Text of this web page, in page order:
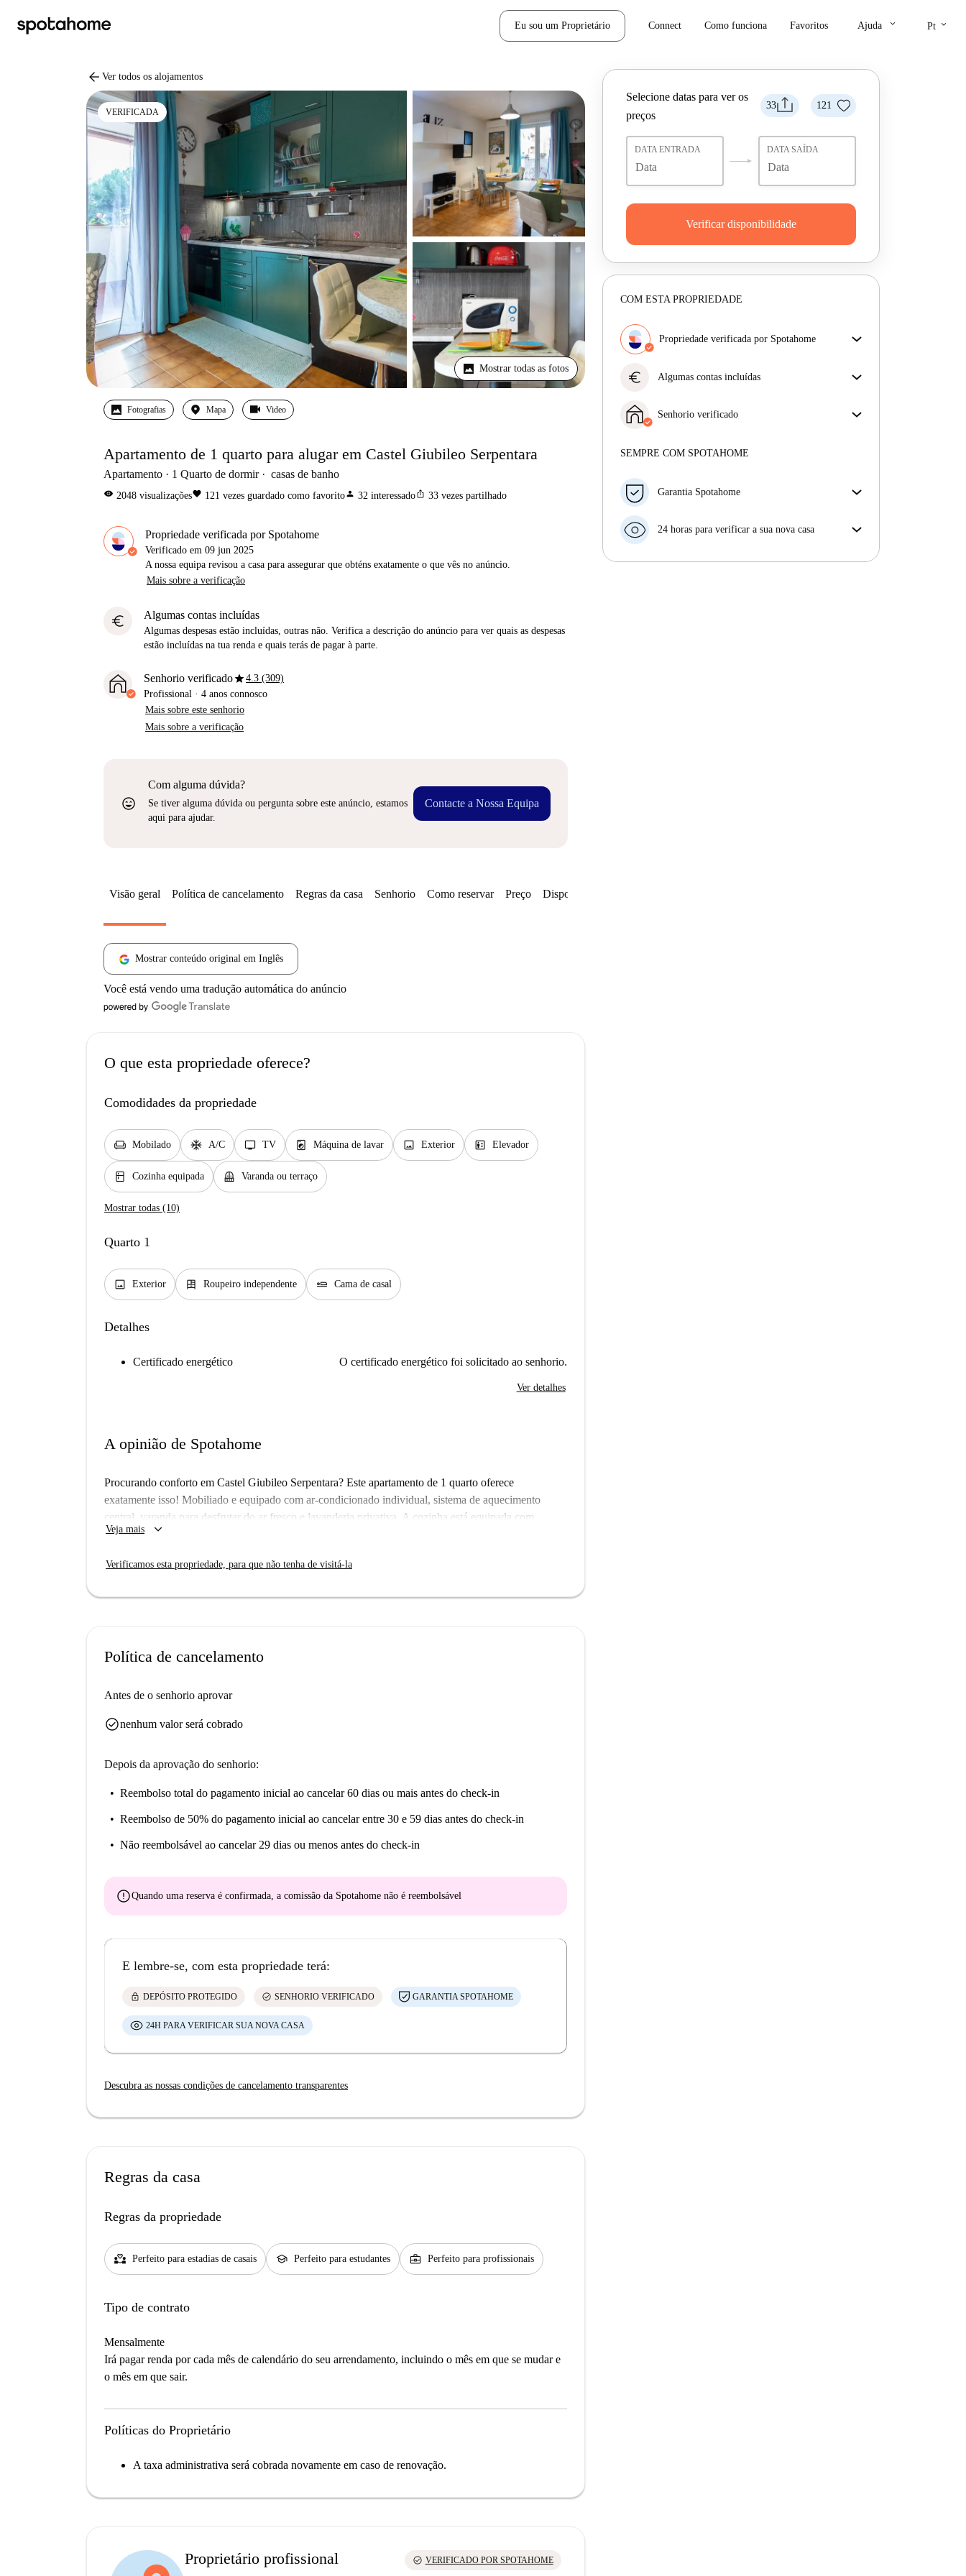
Eu sou um Proprietário Connect Como funciona Favoritos Ajuda keyboard_arrow_down Pt keyboard_arrow_down
arrow_back Ver todos os alojamentos
VERIFICADA
Mostrar todas as fotos
Fotografias Mapa Video
Apartamento de 1 quarto para alugar em Castel Giubileo Serpentara
Apartamento 1 Quarto de dormir casas de banho
visibility 2048 visualizaçõesfavorite 121 vezes guardado como favoritoperson 32 interessadoios_share 33 vezes partilhado
Propriedade verificada por Spotahome
Verificado em 09 jun 2025
A nossa equipa revisou a casa para assegurar que obténs exatamente o que vês no anúncio.
Mais sobre a verificação
euro Algumas contas incluídas
Algumas despesas estão incluídas, outras não. Verifica a descrição do anúncio para ver quais as despesas
estão incluídas na tua renda e quais terás de pagar à parte.
Senhorio verificadostar4.3 (309)
Profissional · 4 anos connosco
Mais sobre este senhorio
Mais sobre a verificação
sentiment_very_satisfied
Com alguma dúvida?
Se tiver alguma dúvida ou pergunta sobre este anúncio, estamos
aqui para ajudar.
Contacte a Nossa Equipa
33 121
Selecione datas para ver os
preços
DATA ENTRADA DATA SAÍDA
Verificar disponibilidade
COM ESTA PROPRIEDADE
Propriedade verificada por Spotahome
obténs exatamente o que vês no anúncio.
euro Algumas contas incluídas
Verifica a descrição do anúncio para ver quais as
despesas estão incluídas na tua renda e quais terás de
Senhorio verificado
Mais sobre este senhorio
SEMPRE COM SPOTAHOME
Garantia Spotahome
antecedência, nós iremos A) pagar um hotel e ajudá-
seu dinheiro na totalidade.
24 horas para verificar a sua nova casa
Visão geral Política de cancelamento Regras da casa Senhorio Como reservar Preço Disponibilidades
Mostrar conteúdo original em Inglês
Você está vendo uma tradução automática do anúncio
O que esta propriedade oferece?
Comodidades da propriedade
chair Mobilado ac_unit A/C tv TV local_laundry_service Máquina de lavar image Exterior elevator Elevador
kitchen Cozinha equipada balcony Varanda ou terraço
Mostrar todas (10)
Quarto 1
image Exterior dresser Roupeiro independente airline_seat_flat Cama de casal
Detalhes
Certificado energético O certificado energético foi solicitado ao senhorio.
Ver detalhes
A opinião de Spotahome
Procurando conforto em Castel Giubileo Serpentara? Este apartamento de 1 quarto oferece
exatamente isso! Mobiliado e equipado com ar-condicionado individual, sistema de aquecimento
central, varanda para desfrutar do ar fresco e lavanderia privativa. A cozinha está equipada com
eletrodomésticos modernos, incluindo um forno, facilitando o preparo de refeições. A casa dispõe de
tranquilidade. As contas de água e Wi-Fi estão incluídas, enquanto as demais são pagas mediante
garantindo que itens essenciais e prazeres estejam sempre ao seu alcance.
Veja mais keyboard_arrow_down
Verificamos esta propriedade, para que não tenha de visitá-la
Política de cancelamento
Antes de o senhorio aprovar
check_circlenenhum valor será cobrado
Depois da aprovação do senhorio:
Reembolso total do pagamento inicial ao cancelar 60 dias ou mais antes do check-in
Reembolso de 50% do pagamento inicial ao cancelar entre 30 e 59 dias antes do check-in
Não reembolsável ao cancelar 29 dias ou menos antes do check-in
errorQuando uma reserva é confirmada, a comissão da Spotahome não é reembolsável
E lembre-se, com esta propriedade terá:
lock DEPÓSITO PROTEGIDO check_circle SENHORIO VERIFICADO GARANTIA SPOTAHOME
24H PARA VERIFICAR SUA NOVA CASA
Descubra as nossas condições de cancelamento transparentes
Regras da casa
Regras da propriedade
partner_heart Perfeito para estadias de casais school Perfeito para estudantes business_center Perfeito para profissionais
Tipo de contrato
Mensalmente
Irá pagar renda por cada mês de calendário do seu arrendamento, incluindo o mês em que se mudar e
o mês em que sair.
Políticas do Proprietário
A taxa administrativa será cobrada novamente em caso de renovação.
Proprietário profissional check_circle VERIFICADO POR SPOTAHOME